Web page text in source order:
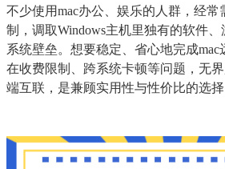
不少使用mac办公、娱乐的人群，经常
制，调取Windows主机里独有的软件
系统壁垒。想要稳定、省心地完成
在收费限制、跨系统卡顿等问题，无
端互联，是兼顾实用性与性价比的选择